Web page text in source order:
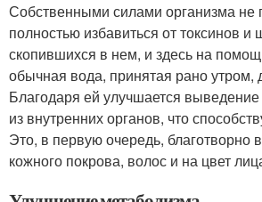
Собственными силами организма не
полностью избавиться от токсинов и
скопившихся в нем, и здесь на
обычная вода, принятая рано утром,
Благодаря ей улучшается
из внутренних органов, что
Это, в первую очередь, благотворно
кожного покрова, волос и на цвет